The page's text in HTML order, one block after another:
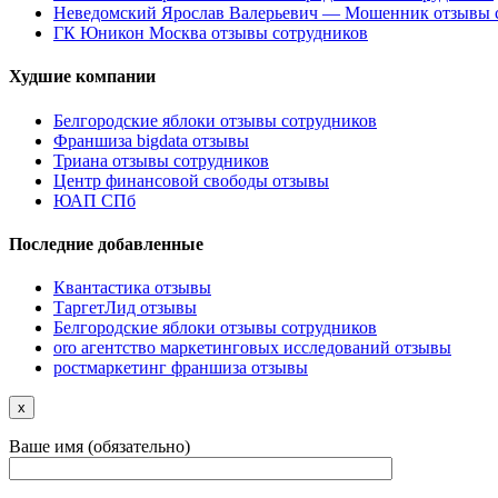
Неведомский Ярослав Валерьевич — Мошенник отзывы
ГК Юникон Москва отзывы сотрудников
Худшие компании
Белгородские яблоки отзывы сотрудников
Франшиза bigdata отзывы
Триана отзывы сотрудников
Центр финансовой свободы отзывы
ЮАП СПб
Последние добавленные
Квантастика отзывы
ТаргетЛид отзывы
Белгородские яблоки отзывы сотрудников
oro агентство маркетинговых исследований отзывы
ростмаркетинг франшиза отзывы
x
Ваше имя (обязательно)